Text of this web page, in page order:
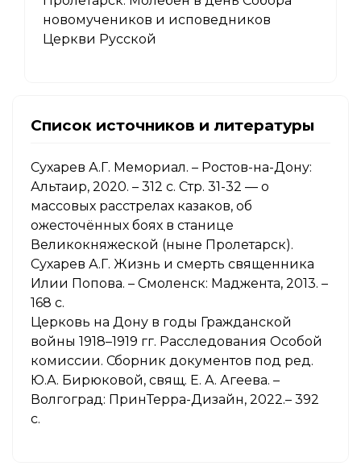
новомучеников и исповедников
Церкви Русской
Список источников и литературы
Сухарев А.Г. Мемориал. – Ростов-на-Дону:
Альтаир, 2020. – 312 с. Стр. 31-32 — о
массовых расстрелах казаков, об
ожесточённых боях в станице
Великокняжеской (ныне Пролетарск).
Сухарев А.Г. Жизнь и смерть священника
Илии Попова. – Смоленск: Маджента, 2013. –
168 с.
Церковь на Дону в годы Гражданской
войны 1918–1919 гг. Расследования Особой
комиссии. Сборник документов под ред.
Ю.А. Бирюковой, свящ. Е. А. Агеева. –
Волгоград: ПринТерра-Дизайн, 2022.– 392
с.